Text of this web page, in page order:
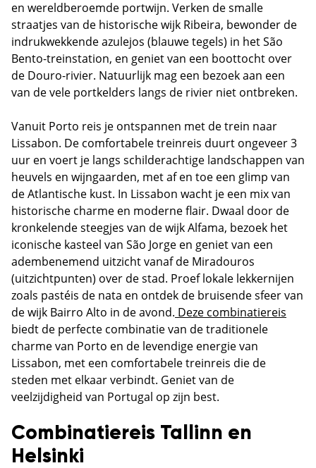
en wereldberoemde portwijn. Verken de smalle
straatjes van de historische wijk Ribeira, bewonder de
indrukwekkende azulejos (blauwe tegels) in het São
Bento-treinstation, en geniet van een boottocht over
de Douro-rivier. Natuurlijk mag een bezoek aan een
van de vele portkelders langs de rivier niet ontbreken.
Vanuit Porto reis je ontspannen met de trein naar
Lissabon. De comfortabele treinreis duurt ongeveer 3
uur en voert je langs schilderachtige landschappen van
heuvels en wijngaarden, met af en toe een glimp van
de Atlantische kust. In Lissabon wacht je een mix van
historische charme en moderne flair. Dwaal door de
kronkelende steegjes van de wijk Alfama, bezoek het
iconische kasteel van São Jorge en geniet van een
adembenemend uitzicht vanaf de Miradouros
(uitzichtpunten) over de stad. Proef lokale lekkernijen
zoals pastéis de nata en ontdek de bruisende sfeer van
de wijk Bairro Alto in de avond. Deze combinatiereis
biedt de perfecte combinatie van de traditionele
charme van Porto en de levendige energie van
Lissabon, met een comfortabele treinreis die de
steden met elkaar verbindt. Geniet van de
veelzijdigheid van Portugal op zijn best.
Combinatiereis Tallinn en
Helsinki